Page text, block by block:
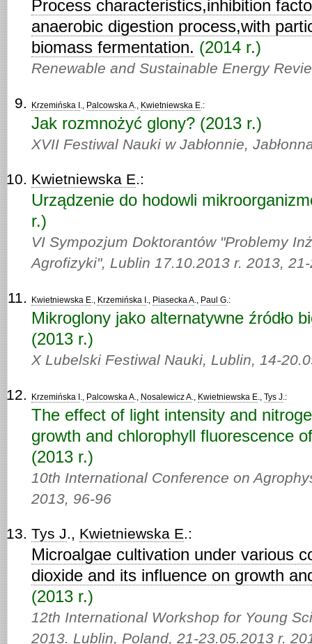
Process characteristics,inhibition
anaerobic digestion process,with
biomass fermentation. (2014 r.)
Renewable and Sustainable Energy
Krzemińska I ., Palcowska A., Kwietniewska E.:
Jak rozmnożyć glony? (2013 r.)
XVII Festiwal Nauki w Jabłonnie,
Kwietniewska E.:
Urządzenie do hodowli
r.)
VI Sympozjum Doktorantów "Problemy
Agrofizyki", Lublin 17.10.2013 r. 2013,
Kwietniewska E., Krzemińska I ., Piasecka A., Paul G.:
Mikroglony jako alternatywne źródło
(2013 r.)
X Lubelski Festiwal Nauki, Lublin, 14-
Krzemińska I ., Palcowska A., Nosalewicz A., Kwietniewska E., Tys J.:
The effect of light intensity and
growth and chlorophyll fluorescence
(2013 r.)
10th International Conference on
2013, 96-96
Tys J., Kwietniewska E.:
Microalgae cultivation under various
dioxide and its influence on growth
(2013 r.)
12th International Workshop for Young
2013. Lublin, Poland, 21-23.05.2013 r.